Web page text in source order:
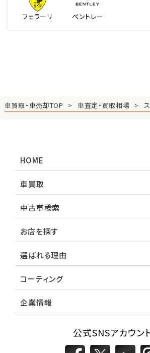
フェラーリ ベントレー
車買取・車売却TOP 車査定・買取相場
HOME
車買取
中古車検索
お店を探す
選ばれる理由
コーティング
企業情報
公式SNSアカウン